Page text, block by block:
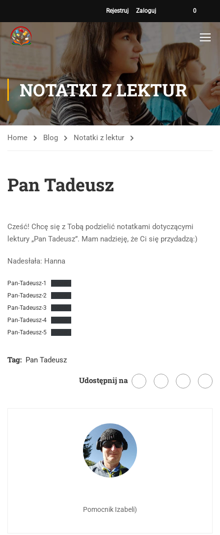
Rejestruj Zaloguj 0
NOTATKI Z LEKTUR
Home Blog Notatki z lektur
Pan Tadeusz
Cześć! Chcę się z Tobą podzielić notatkami dotyczącymi
lektury „Pan Tadeusz”. Mam nadzieję, że Ci się przydadzą:)
Nadesłała: Hanna
Pan-Tadeusz-1
Pan-Tadeusz-2
Pan-Tadeusz-3
Pan-Tadeusz-4
Pan-Tadeusz-5
Tag: Pan Tadeusz
Udostępnij na
Pomocnik Izabeli)